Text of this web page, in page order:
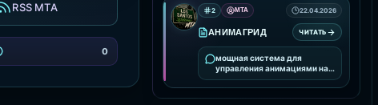
RSS MTA
0
2 MTA 22.04.2026
АНИМАГРИД ЧИТАТЬ
мощная система для
управления анимациями на
вашем сервере. Она
предоставляет удобные
инструменты для